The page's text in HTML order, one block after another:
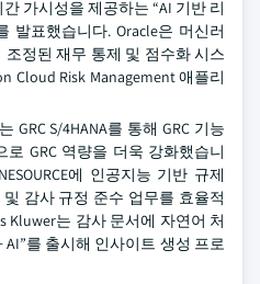
가시성을 제공하는 “AI 기반 리
발표했습니다. Oracle은 머신러
정된 재무 통제 및 점수화 시스
Cloud Risk Management 애플리
GRC S/4HANA를 통해 GRC 기능
GRC 역량을 더욱 강화했습니
에 인공지능 기반 규제
감사 규정 준수 업무를 효율적
Kluwer는 감사 문서에 자연어 처
AI”를 출시해 인사이트 생성 프로